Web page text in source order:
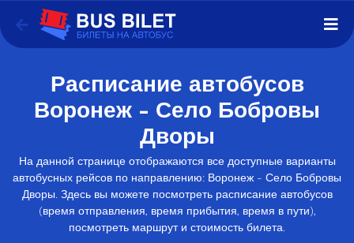
Расписание автобусов
Воронеж - Село Бобровы
Дворы
На данной странице отображаются все доступные варианты
автобусных рейсов по направлению: Воронеж - Село Бобровы
Дворы. Здесь вы можете посмотреть расписание автобусов
(время отправления, время прибытия, время в пути),
посмотреть маршрут и стоимость билета.